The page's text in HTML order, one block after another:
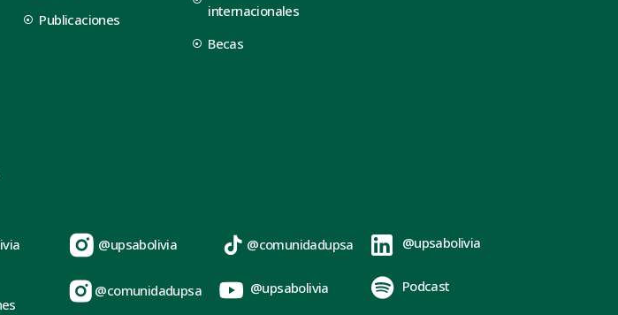
Publicaciones
internacionales
Becas
@upsabolivia
@comunidadupsa
@comunidadupsa
@upsabolivia
@upsabolivia
Podcast